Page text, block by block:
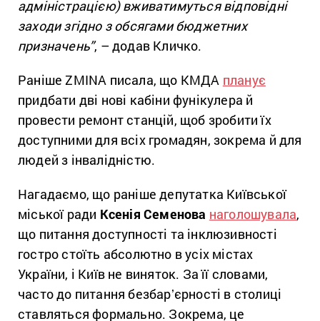
адміністрацією) вживатимуться відповідні
заходи згідно з обсягами бюджетних
призначень”, – додав Кличко.
Раніше ZMINA писала, що КМДА планує
придбати дві нові кабіни фунікулера й
провести ремонт станцій, щоб зробити їх
доступними для всіх громадян, зокрема й для
людей з інвалідністю.
Нагадаємо, що раніше депутатка Київської
міської ради Ксенія Семенова наголошувала,
що питання доступності та інклюзивності
гостро стоїть абсолютно в усіх містах
України, і Київ не виняток. За її словами,
часто до питання безбарʼєрності в столиці
ставляться формально. Зокрема, це